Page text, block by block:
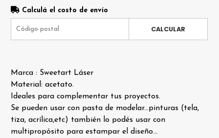
Calculá el costo de envío
CALCULAR
Marca : Sweetart Láser
Material: acetato.
Ideales para complementar tus proyectos.
Se pueden usar con pasta de modelar...pinturas (tela,
tiza, acrílica,etc) también lo podés usar con
multipropósito para estampar el diseño...